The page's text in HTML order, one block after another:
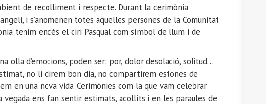
de recolliment i respecte. Durant la cerimònia
i s’anomenen totes aquelles persones de la Comunitat
tenim encès el ciri Pasqual com símbol de llum i de
olla d’emocions, poden ser: por, dolor desolació, solitud…
no li direm bon dia, no compartirem estones de
en una nova vida. Cerimònies com la que vam celebrar
ens fan sentir estimats, acollits i en les paraules de